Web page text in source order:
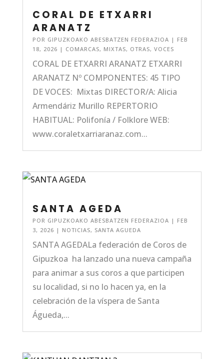
CORAL DE ETXARRI
ARANATZ
POR GIPUZKOAKO ABESBATZEN FEDERAZIOA | FEB
18, 2026 | COMARCAS, MIXTAS, OTRAS, VOCES
CORAL DE ETXARRI ARANATZ ETXARRI
ARANATZ Nº COMPONENTES: 45 TIPO
DE VOCES: Mixtas DIRECTOR/A: Alicia
Armendáriz Murillo REPERTORIO
HABITUAL: Polifonía / Folklore WEB:
www.coraletxarriaranaz.com...
SANTA AGEDA
POR GIPUZKOAKO ABESBATZEN FEDERAZIOA | FEB
3, 2026 | NOTICIAS, SANTA AGUEDA
SANTA AGEDALa federación de Coros de
Gipuzkoa ha lanzado una nueva campaña
para animar a sus coros a que participen
su localidad, si no lo hacen ya, en la
celebración de la víspera de Santa
Águeda,...